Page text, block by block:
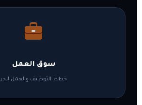
سوق العمل
خطط التوظيف والعمل الحر